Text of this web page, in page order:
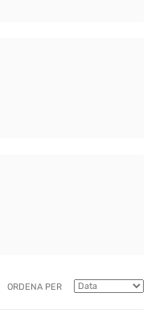
ORDENA PER